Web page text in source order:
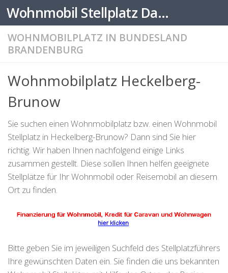
Zum Inhalt springen Wohnmobil Stellplatz Datenbank
WOHNMOBILPLATZ IN BUNDESLAND
BRANDENBURG
Wohnmobilplatz Heckelberg-
Brunow
Sie suchen einen Wohnmobilplatz bzw. einen Wohnmobil
Stellplatz in Heckelberg-Brunow? Dann sind Sie hier
richtig. Wir haben Ihnen nachfolgend einige Links
zusammen gestellt. Diese sollen Ihnen helfen geeignete
Stellplätze für Ihr Wohnmobil oder Reisemobil an diesem
Ort zu finden.
Bitte geben Sie im jeweiligen Suchfeld des Stellplatzführers
Ihre gewünschten Daten ein. Sie finden die uns bekannten